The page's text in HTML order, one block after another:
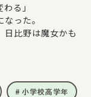
る」
った。
日比野は魔女かも
織があらわれ、
救うため、古い城
小学校高学年